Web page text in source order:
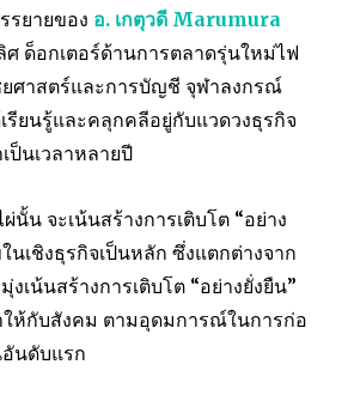
รยายของ อ. เกตุวดี Marumura
ด็อกเตอร์ด้านการตลาดรุ่นใหม่ไฟ
ศาสตร์และการบัญชี จุฬาลงกรณ์
รียนรู้และคลุกคลีอยู่กับแวดวงธุรกิจ
ป็นเวลาหลายปี
น จะเน้นสร้างการเติบโต “อย่าง
ในเชิงธุรกิจเป็นหลัก ซึ่งแตกต่างจาก
เน้นสร้างการเติบโต “อย่างยั่งยืน”
ห้กับสังคม ตามอุดมการณ์ในการก่อ
อันดับแรก